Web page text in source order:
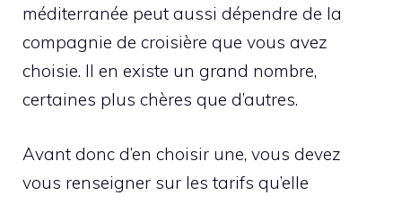
méditerranée peut aussi dépendre de la
compagnie de croisière que vous avez
choisie. Il en existe un grand nombre,
certaines plus chères que d’autres.
Avant donc d’en choisir une, vous devez
vous renseigner sur les tarifs qu’elle